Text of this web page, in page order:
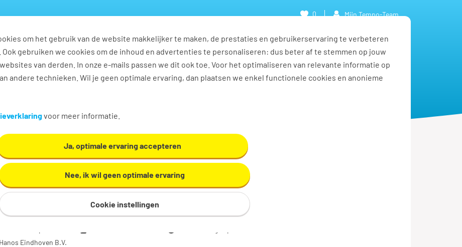
om het gebruik van de website makkelijker te maken, de prestaties en gebruikerservaring te verbeteren
gebruiken we cookies om de inhoud en advertenties te personaliseren: dus beter af te stemmen op jouw
van derden. In onze e-mails passen we dit ook toe. Voor het optimaliseren van relevante informatie op
andere technieken. Wil je geen optimale ervaring, dan plaatsen we enkel functionele cookies en anonieme
voor meer informatie.
Ja, optimale ervaring accepteren
Nee, ik wil geen optimale ervaring
Cookie instellingen
Ontwikkel jezelf Werkplezier Contact
0 Mijn Tempo-Team
C
Hanos Eindhoven B.V.